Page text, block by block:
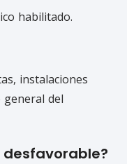
habilitado.
instalaciones
general del
desfavorable?